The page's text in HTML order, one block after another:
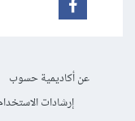
عن أكاديمية حسوب
إرشادات الاستخدام